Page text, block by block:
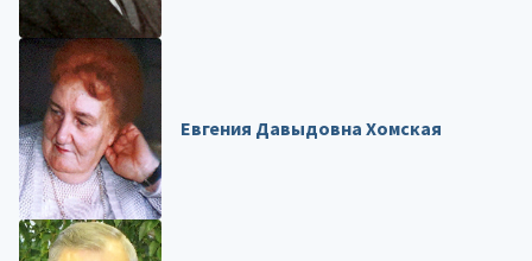
Евгения Давыдовна Хомская